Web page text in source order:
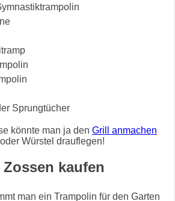
Sprungtücher
könnte man ja den Grill anmachen
Würstel drauflegen!
kaufen
man ein Trampolin für den Garten